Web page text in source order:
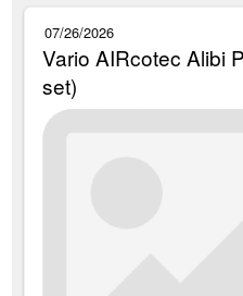
07/26/2026
Vario AIRcotec Alibi
set)